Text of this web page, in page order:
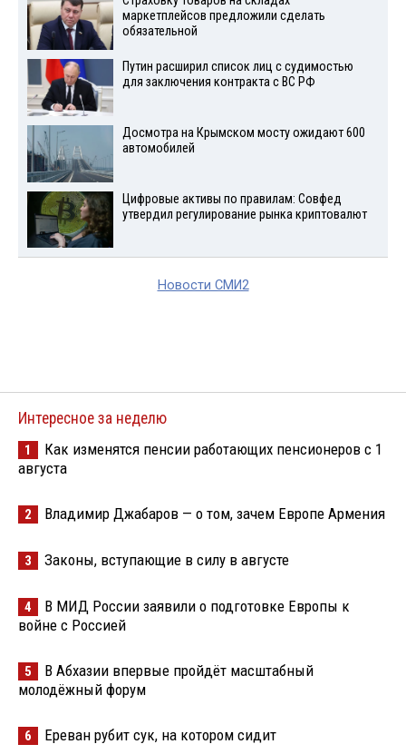
маркетплейсов предложили сделать
обязательной
Путин расширил список лиц с судимостью
для заключения контракта с ВС РФ
Досмотра на Крымском мосту ожидают 600
автомобилей
Цифровые активы по правилам: Совфед
утвердил регулирование рынка криптовалют
Новости СМИ2
Интересное за неделю
1
Как изменятся пенсии работающих пенсионеров с 1
августа
2 Владимир Джабаров — о том, зачем Европе Армения
3 Законы, вступающие в силу в августе
4
В МИД России заявили о подготовке Европы к
войне с Россией
5
В Абхазии впервые пройдёт масштабный
молодёжный форум
6 Ереван рубит сук, на котором сидит